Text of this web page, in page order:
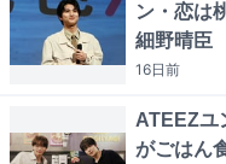
ン・恋は
細野晴臣
16日前
ATEEZユ
がごはん